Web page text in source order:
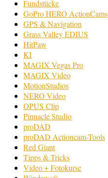
Fundstücke
GoPro HERO ActionCams
GPS & Navigation
Grass Valley EDIUS
HitPaw
KI
MAGIX Vegas Pro
MAGIX Video
MotionStudios
NERO Video
OPUS Clip
Pinnacle Studio
proDAD
proDAD Actioncam-Tools
Red Giant
Tipps & Tricks
Video + Fotokurse